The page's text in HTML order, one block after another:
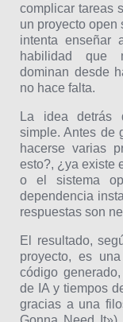
complicar tareas
un proyecto open
intenta enseñar
habilidad que
dominan desde
no hace falta.
La idea detrás
simple. Antes de
hacerse varias
esto?, ¿ya existe
o el sistema
dependencia
respuestas son
El resultado,
proyecto, es
código
de IA y tiempos
gracias a una